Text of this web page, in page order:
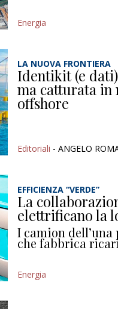
Energia
LA NUOVA FRONTIERA
Identikit (e
ma catturata in
offshore
Editoriali - ANGELO
EFFICIENZA “VERDE”
La
elettrificano la
I camion
che fabbrica
Energia